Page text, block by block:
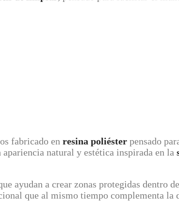
fabricado en resina poliéster pensado
natural y estética inspirada en la
ayudan a crear zonas protegidas dentro
que al mismo tiempo complementa la